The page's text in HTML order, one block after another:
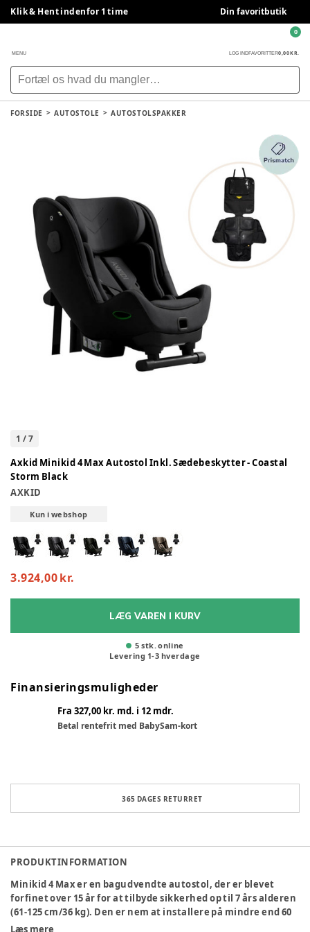
Klik & Hent indenfor 1 time Din favoritbutik
MENU LOG INDFAVORITTER0,00 KR.
0
FORSIDE AUTOSTOLE AUTOSTOLSPAKKER
1 /7
Axkid Minikid 4 Max Autostol Inkl. Sædebeskytter - Coastal
Storm Black
AXKID
Kun i webshop
3.924,00 kr.
LÆG VAREN I KURV
5 stk. online
Levering 1-3 hverdage
Finansieringsmuligheder
Fra 327,00 kr. md. i 12 mdr.
Betal rentefrit med BabySam-kort
365 DAGES RETURRET
PRODUKTINFORMATION
Minikid 4 Max er en bagudvendte autostol, der er blevet
forfinet over 15 år for at tilbyde sikkerhed op til 7 års alderen
(61-125 cm/36 kg). Den er nem at installere på mindre end 60
sekunder og har et kompakt design med masser af benplads.
Læs mere